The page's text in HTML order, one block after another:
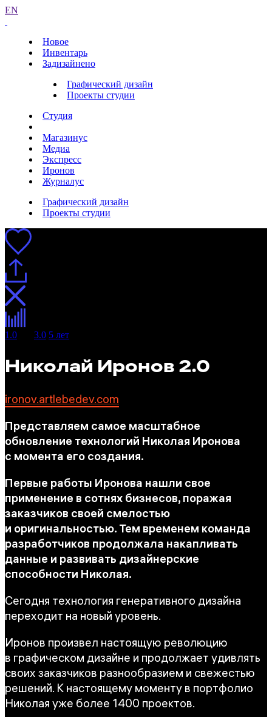
EN
Новое
Инвентарь
Задизайнено
Графический дизайн
Проекты студии
Студия
Магазинус
Медиа
Экспресс
Иронов
Журналус
Графический дизайн
Проекты студии
1.0 3.0 5 лет
Николай Иронов 2.0
ironov.artlebedev.com
Представляем самое масштабное
обновление технологий Николая Иронова
с момента его создания.
Первые работы Иронова нашли свое
применение в сотнях бизнесов, поражая
заказчиков своей смелостью
и оригинальностью. Тем временем команда
разработчиков продолжала накапливать
данные и развивать дизайнерские
способности Николая.
Сегодня технология генеративного дизайна
переходит на новый уровень.
Иронов произвел настоящую революцию
в графическом дизайне и продолжает удивлять
своих заказчиков разнообразием и свежестью
решений. К настоящему моменту в портфолио
Николая уже более 1400 проектов.